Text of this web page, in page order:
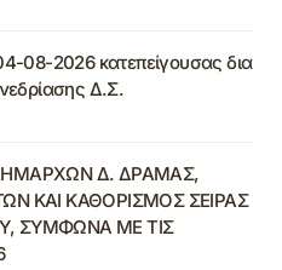
08-2026 κατεπείγουσας δια
Δ.Σ.
Δ. ΔΡΑΜΑΣ,
ΚΑΙ ΚΑΘΟΡΙΣΜΟΣ ΣΕΙΡΑΣ
ΣΥΜΦΩΝΑ ΜΕ ΤΙΣ